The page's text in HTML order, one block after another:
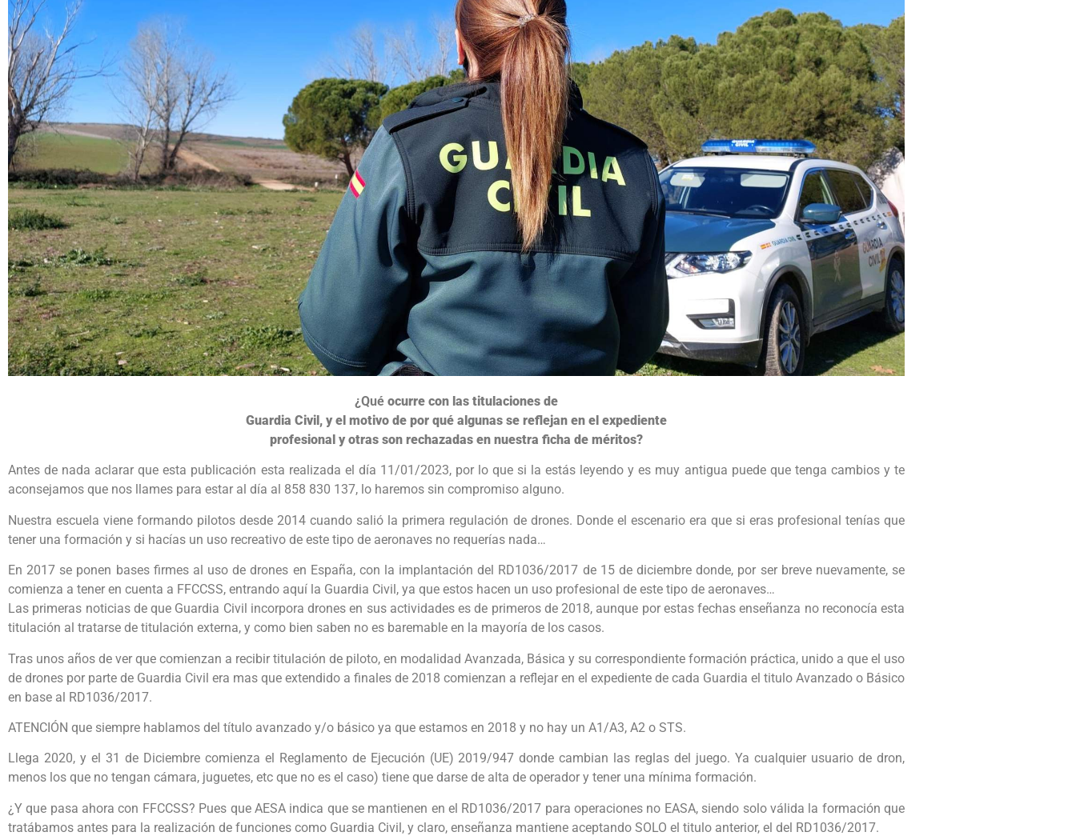
¿Qué ocurre con las titulaciones de
Guardia Civil, y el motivo de por qué algunas se reflejan en el expediente
profesional y otras son rechazadas en nuestra ficha de méritos?
Antes de nada aclarar que esta publicación esta realizada el día 11/01/2023, por lo que si la estás leyendo y es muy antigua puede que tenga cambios y te
aconsejamos que nos llames para estar al día al 858 830 137, lo haremos sin compromiso alguno.
Nuestra escuela viene formando pilotos desde 2014 cuando salió la primera regulación de drones. Donde el escenario era que si eras profesional tenías que
tener una formación y si hacías un uso recreativo de este tipo de aeronaves no requerías nada…
En 2017 se ponen bases firmes al uso de drones en España, con la implantación del RD1036/2017 de 15 de diciembre donde, por ser breve nuevamente, se
comienza a tener en cuenta a FFCCSS, entrando aquí la Guardia Civil, ya que estos hacen un uso profesional de este tipo de aeronaves…
Las primeras noticias de que Guardia Civil incorpora drones en sus actividades es de primeros de 2018, aunque por estas fechas enseñanza no reconocía esta
titulación al tratarse de titulación externa, y como bien saben no es baremable en la mayoría de los casos.
Tras unos años de ver que comienzan a recibir titulación de piloto, en modalidad Avanzada, Básica y su correspondiente formación práctica, unido a que el uso
de drones por parte de Guardia Civil era mas que extendido a finales de 2018 comienzan a reflejar en el expediente de cada Guardia el titulo Avanzado o Básico
en base al RD1036/2017.
ATENCIÓN que siempre hablamos del título avanzado y/o básico ya que estamos en 2018 y no hay un A1/A3, A2 o STS.
Llega 2020, y el 31 de Diciembre comienza el Reglamento de Ejecución (UE) 2019/947 donde cambian las reglas del juego. Ya cualquier usuario de dron,
menos los que no tengan cámara, juguetes, etc que no es el caso) tiene que darse de alta de operador y tener una mínima formación.
¿Y que pasa ahora con FFCCSS? Pues que AESA indica que se mantienen en el RD1036/2017 para operaciones no EASA, siendo solo válida la formación que
tratábamos antes para la realización de funciones como Guardia Civil, y claro, enseñanza mantiene aceptando SOLO el titulo anterior, el del RD1036/2017.